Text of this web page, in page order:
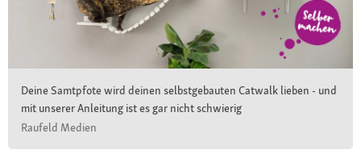
Deine Samtpfote wird deinen selbstgebauten Catwalk lieben - und
mit unserer Anleitung ist es gar nicht schwierig
Raufeld Medien